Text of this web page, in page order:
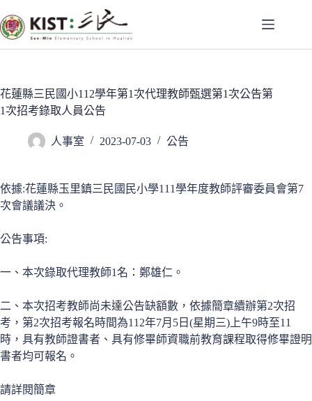
至
主
容
花蓮縣三民國小112學年第1次代理教師甄選第1次公告第
1次招考錄取人員公告
人事室 2023-07-03 公告
依據:花蓮縣玉里鎮三民國民小學111學年度教師評審委員會第7
次會議議決。
公告事項:
一、本次錄取代理教師1名：鄭雄仁。
二、本次招考教師尚未達公告缺額數，依據簡章續辦第2次招
考，第2次招考報名時間為112年7月5日(星期三)上午9時至11
時，具有教師證書者、具有修畢師資職前教育課程取得修畢證明
書者均可報名。
請詳閱簡章